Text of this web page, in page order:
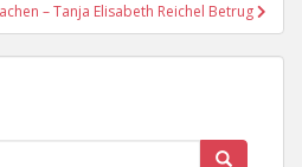
– Tanja Elisabeth Reichel Betrug